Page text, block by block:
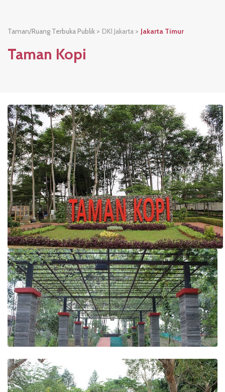
Taman/Ruang Terbuka Publik > DKI Jakarta > Jakarta Timur
Taman Kopi